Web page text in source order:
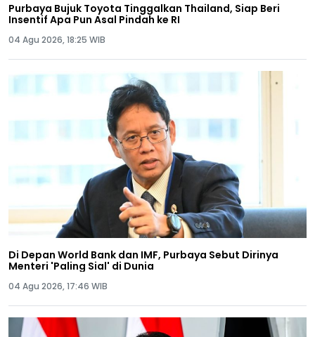
Purbaya Bujuk Toyota Tinggalkan Thailand, Siap Beri
Insentif Apa Pun Asal Pindah ke RI
04 Agu 2026, 18:25 WIB
Di Depan World Bank dan IMF, Purbaya Sebut Dirinya
Menteri 'Paling Sial' di Dunia
04 Agu 2026, 17:46 WIB